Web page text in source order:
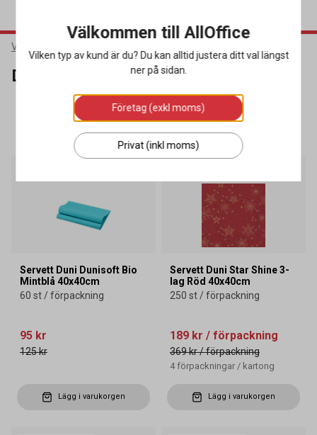
Varumärken
Duni
SORTERA
638 produkter
Servett Duni Dunisoft Bio
Mintblå 40x40cm
60 st / förpackning
95 kr
125 kr
Lägg i varukorgen
Servett Duni Star Shine 3-
lag Röd 40x40cm
250 st / förpackning
189 kr / förpackning
369 kr/ förpackning
4 förpackningar / kartong
Lägg i varukorgen
Välkommen till AllOffice
Vilken typ av kund är du? Du kan alltid justera ditt val längst
ner på sidan.
Företag (exkl moms)
Privat (inkl moms)